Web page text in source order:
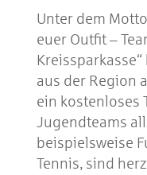
Unter dem
euer Outfit –
aus der Region
ein kostenloses
Jugendteams
beispielsweise
Tennis, sind